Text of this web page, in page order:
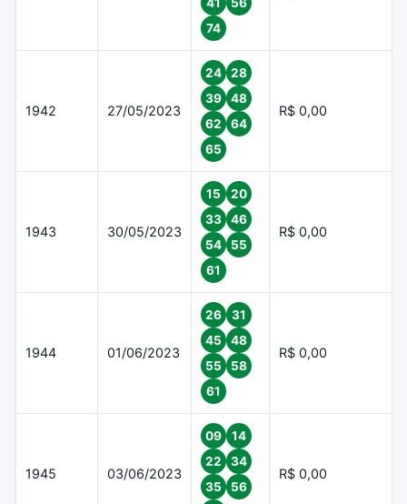
74
1942 27/05/2023
24
28
39
48
62
64
65
R$ 0,00
1943 30/05/2023
15
20
33
46
54
55
61
R$ 0,00
1944 01/06/2023
26
31
45
48
55
58
61
R$ 0,00
1945 03/06/2023
09
14
22
34
35
56
R$ 0,00